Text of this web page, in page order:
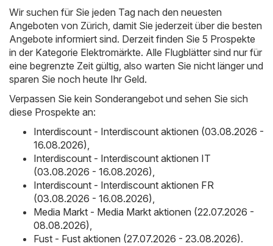
Wir suchen für Sie jeden Tag nach den neuesten
Angeboten von Zürich, damit Sie jederzeit über die besten
Angebote informiert sind. Derzeit finden Sie 5 Prospekte
in der Kategorie Elektromärkte. Alle Flugblätter sind nur für
eine begrenzte Zeit gültig, also warten Sie nicht länger und
sparen Sie noch heute Ihr Geld.
Verpassen Sie kein Sonderangebot und sehen Sie sich
diese Prospekte an:
Interdiscount - Interdiscount aktionen (03.08.2026 -
16.08.2026),
Interdiscount - Interdiscount aktionen IT
(03.08.2026 - 16.08.2026),
Interdiscount - Interdiscount aktionen FR
(03.08.2026 - 16.08.2026),
Media Markt - Media Markt aktionen (22.07.2026 -
08.08.2026),
Fust - Fust aktionen (27.07.2026 - 23.08.2026).